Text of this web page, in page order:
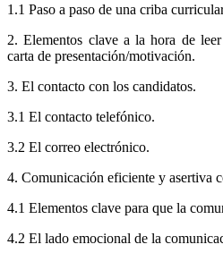
1.1 Paso a paso de una criba
2. Elementos clave a la hora de
carta de presentación/motivación.
3. El contacto con los candidatos.
3.1 El contacto telefónico.
3.2 El correo electrónico.
4. Comunicación eficiente y asertiva
4.1 Elementos clave para que la
4.2 El lado emocional de la